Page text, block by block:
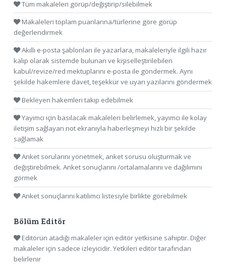
Tüm makaleleri görüp/değiştirip/silebilmek
Makaleleri toplam puanlarına/türlerine göre görüp
değerlendirmek
Akıllı e-posta şablonları ile yazarlara, makaleleriyle ilgili hazır
kalıp olarak sistemde bulunan ve kişiselleştirilebilen
kabul/revize/red mektuplarını e-posta ile göndermek. Aynı
şekilde hakemlere davet, teşekkür ve uyarı yazılarını göndermek
Bekleyen hakemleri takip edebilmek
Yayımcı için basılacak makaleleri belirlemek, yayımcı ile kolay
iletişim sağlayan not ekranıyla haberleşmeyi hızlı bir şekilde
sağlamak
Anket sorularını yönetmek, anket sorusu oluşturmak ve
değiştirebilmek. Anket sonuçlarını /ortalamalarını ve dağılımını
görmek
Anket sonuçlarını katılımcı listesiyle birlikte görebilmek
Bölüm Editör
Editörün atadığı makaleler için editör yetkisine sahiptir. Diğer
makaleler için sadece izleyicidir. Yetkileri editör tarafından
belirlenir